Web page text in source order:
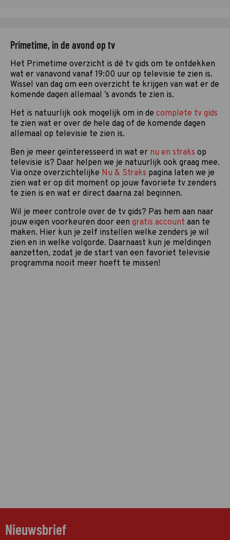
Primetime, in de avond op tv
Het Primetime overzicht is dé tv gids om te ontdekken
wat er vanavond vanaf 19:00 uur op televisie te zien is.
Wissel van dag om een overzicht te krijgen van wat er de
komende dagen allemaal ’s avonds te zien is.
Het is natuurlijk ook mogelijk om in de complete tv gids
te zien wat er over de hele dag of de komende dagen
allemaal op televisie te zien is.
Ben je meer geïnteresseerd in wat er nu en straks op
televisie is? Daar helpen we je natuurlijk ook graag mee.
Via onze overzichtelijke Nu & Straks pagina laten we je
zien wat er op dit moment op jouw favoriete tv zenders
te zien is en wat er direct daarna zal beginnen.
Wil je meer controle over de tv gids? Pas hem aan naar
jouw eigen voorkeuren door een gratis account aan te
maken. Hier kun je zelf instellen welke zenders je wil
zien en in welke volgorde. Daarnaast kun je meldingen
aanzetten, zodat je de start van een favoriet televisie
programma nooit meer hoeft te missen!
Nieuwsbrief